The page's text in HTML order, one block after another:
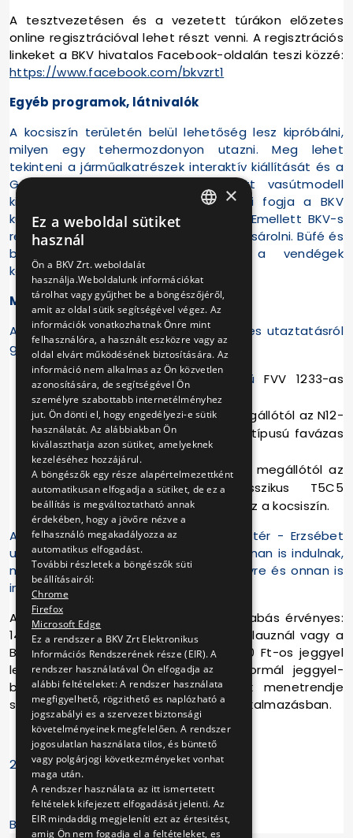
A tesztvezetésen és a vezetett túrákon előzetes
online regisztrációval lehet részt venni. A regisztrációs
linkeket a BKV hivatalos Facebook-oldalán teszi közzé:
https://www.facebook.com/bkvzrt1
Egyéb programok, látnivalók
A kocsiszín területén belül lehetőség lesz kipróbálni,
milyen egy tehermozdonyon utazni. Meg lehet
tekinteni a járműalkatrészek interaktív kiállítását és a
Ganz csuklós villamoson elhelyezett vasútmodell
kiállítást. A kisebbeket most is várni fogja a BKV
különleges duplacsuklós Játszóbusza. Emellett BKV-s
relikviákat, ajándéktárgyakat is lehet vásárolni. Büfé és
baba-mama szoba is szolgálja a vendégek
kényelmét.
Megközelítés
A különleges alkalomra a BKV különleges utaztatásról
gondoskodik.
A Lehel térről az
N14-es jelzésűFVV 1233-as
pályaszámú „bengáli” villamossal,
Rákospalotáról,a Kossuth utca megállótól az N12-
esjelzésű2806-os pályaszámú,
típusú favázas
nosztalgia-villamossal,
Káposztásmegyerről,a Megyeri út megállótól az
R11-esjelzésűkétkocsisklasszikus T5C5
szerelvénnyel is megközelíthető lesz a kocsiszín.
Az N12 és az R11 járatok a Széchenyi tér - Erzsébet
utcánál érkeznek a kocsiszínhez, és onnan is indulnak,
míg az N14-es járat behajt a telephelyre és onnan is
indul vissza a Lehel térre.
Az N jelzésű járatokra nosztalgia díjszabás érvényes:
14 év alatt ingyenes, 14 év felett a kalauznál vagy a
BudapestGo applikációban váltott 500 Ft-os jeggyel
lehet felszállni, az R jelzésű járat normál jeggyel-
bérlettel vehető igénybe. A járatok menetrendje
szintén megtalálható a BudapestGo alkalmazásban.
2025. április 24.
BKV Zrt.
×
Ez a weboldal sütiket
használ
Ön a BKV Zrt. weboldalát
használja.Weboldalunk információkat
tárolhat vagy gyűjthet be a böngészőjéről,
amit az oldal sütik segítségével végez. Az
információk vonatkozhatnak Önre mint
felhasználóra, a használt eszközre vagy az
oldal elvárt működésének biztosítására. Az
információ nem alkalmas az Ön közvetlen
azonosítására, de segítségével Ön
személyre szabottabb internetélményhez
jut. Ön dönti el, hogy engedélyezi-e sütik
használatát. Az alábbiakban Ön
kiválaszthatja azon sütiket, amelyeknek
kezeléséhez hozzájárul.
A böngészők egy része alapértelmezettként
automatikusan elfogadja a sütiket, de ez a
beállítás is megváltoztatható annak
érdekében, hogy a jövőre nézve a
felhasználó megakadályozza az
automatikus elfogadást.
További részletek a böngészők süti
beállításairól:
Chrome
Firefox
Microsoft Edge
Ez a rendszer a BKV Zrt Elektronikus
Információs Rendszerének része (EIR). A
rendszer használatával Ön elfogadja az
alábbi feltételeket: A rendszer használata
megfigyelhető, rögzithető es naplózható a
jogszabályi es a szervezet biztonsági
követelményeinek megfelelően. A rendszer
jogosulatlan használata tilos, és büntető
vagy polgárjogi következményeket vonhat
maga után.
A rendszer használata az itt ismertetett
feltételek kifejezett elfogadását jelenti. Az
EIR mindaddig megjeleníti ezt az értesitést,
amig Ön nem fogadja el a feltételeket, es